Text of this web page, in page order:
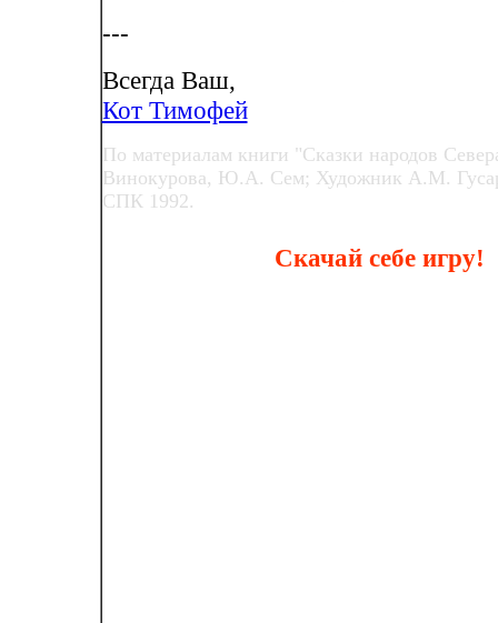
---
Всегда Ваш,
Кот Тимофей
По материалам книги "Сказки народов
Винокурова, Ю.А. Сем; Художник А.М.
СПК 1992.
Скачай себе игру!